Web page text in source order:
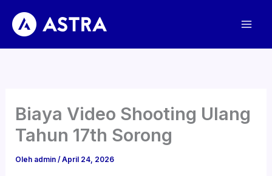
konten
Biaya Video Shooting Ulang
Tahun 17th Sorong
Oleh admin/April 24, 2026